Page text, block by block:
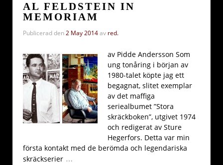
AL FELDSTEIN IN
MEMORIAM
Publicerad den2 May 2014av red.
av Pidde Andersson Som
ung tonåring i början av
1980-talet köpte jag ett
begagnat, slitet exemplar
av det maffiga
seriealbumet ”Stora
skräckboken”, utgivet 1974
och redigerat av Sture
Hegerfors. Detta var min
första kontakt med de berömda och legendariska
skräckserier …